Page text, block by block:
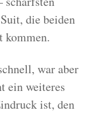
die beiden
kommen.
war aber
ein weiteres
ist, den